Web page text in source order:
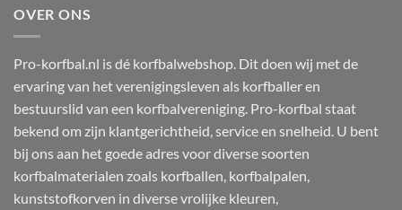
OVER ONS
Pro-korfbal.nl is dé korfbalwebshop. Dit doen wij met de
ervaring van het verenigingsleven als korfballer en
bestuurslid van een korfbalvereniging. Pro-korfbal staat
bekend om zijn klantgerichtheid, service en snelheid. U bent
bij ons aan het goede adres voor diverse soorten
korfbalmaterialen zoals korfballen, korfbalpalen,
kunststofkorven in diverse vrolijke kleuren,